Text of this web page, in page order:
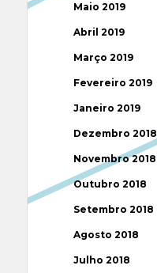
Maio 2019
Abril 2019
Março 2019
Fevereiro 2019
Janeiro 2019
Dezembro 2018
Novembro 2018
Outubro 2018
Setembro 2018
Agosto 2018
Julho 2018